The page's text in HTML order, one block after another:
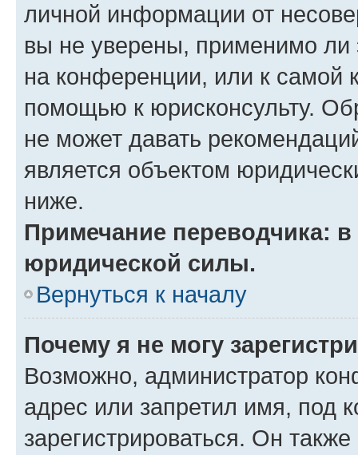
личной информации от
вы не уверены, применимо ли
на конференции, или к самой
помощью к юрисконсульту.
не может давать
является объектом
ниже.
Примечание переводчика:
юридической силы.
Вернуться к началу
Почему я не могу
Возможно, администратор
адрес или запретил имя, под
зарегистрироваться. Он